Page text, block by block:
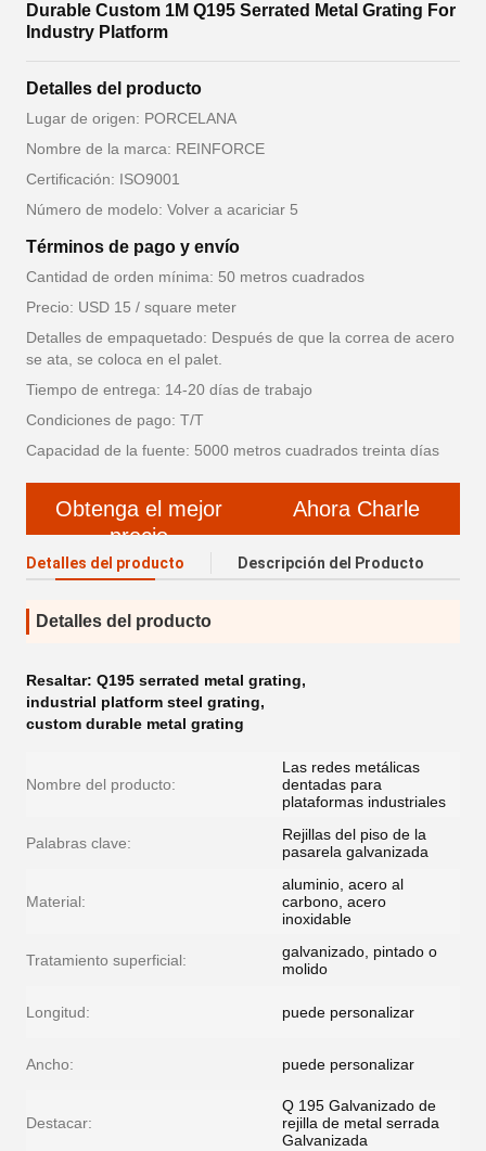
Durable Custom 1M Q195 Serrated Metal Grating For
Industry Platform
Detalles del producto
Lugar de origen: PORCELANA
Nombre de la marca: REINFORCE
Certificación: ISO9001
Número de modelo: Volver a acariciar 5
Términos de pago y envío
Cantidad de orden mínima: 50 metros cuadrados
Precio: USD 15 / square meter
Detalles de empaquetado: Después de que la correa de acero
se ata, se coloca en el palet.
Tiempo de entrega: 14-20 días de trabajo
Condiciones de pago: T/T
Capacidad de la fuente: 5000 metros cuadrados treinta días
Obtenga el mejor
precio
Ahora Charle
Detalles del producto Descripción del Producto
Detalles del producto
Resaltar: Q195 serrated metal grating,
industrial platform steel grating,
custom durable metal grating
Nombre del producto:
Las redes metálicas
dentadas para
plataformas industriales
Palabras clave:
Rejillas del piso de la
pasarela galvanizada
Material:
aluminio, acero al
carbono, acero
inoxidable
Tratamiento superficial:
galvanizado, pintado o
molido
Longitud: puede personalizar
Ancho: puede personalizar
Destacar:
Q 195 Galvanizado de
rejilla de metal serrada
Galvanizada